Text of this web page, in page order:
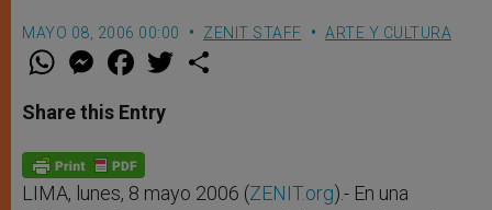
MAYO 08, 2006 00:00 ZENIT STAFF ARTE Y CULTURA
W
t
s
p
p
M
e
s
e
g
e
r
F
a
e
b
o
k
w
Share this Entry
LIMA, lunes, 8 mayo 2006 (ZENIT.org).- En una